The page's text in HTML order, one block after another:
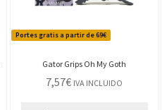
Portes gratis a partir de 69€
Gator Grips Oh My Goth
7,57€ IVA INCLUIDO